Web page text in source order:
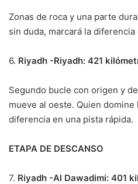
Zonas de roca y una parte
sin duda, marcará la
6. Riyadh -Riyadh: 421
Segundo bucle con origen y
mueve al oeste. Quien domine
diferencia en una pista rápida.
ETAPA DE DESCANSO
7. Riyadh -Al Dawadimi: 401